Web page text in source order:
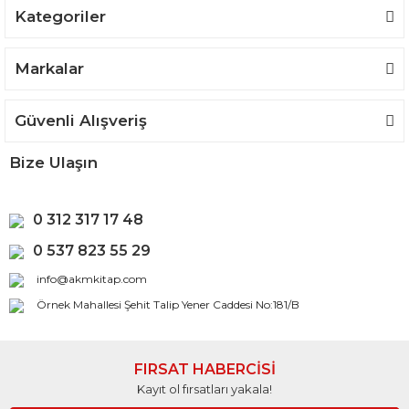
Kategoriler
Markalar
Güvenli Alışveriş
Bize Ulaşın
0 312 317 17 48
0 537 823 55 29
info@akmkitap.com
Örnek Mahallesi Şehit Talip Yener Caddesi No:181/B
FIRSAT HABERCİSİ
Kayıt ol fırsatları yakala!